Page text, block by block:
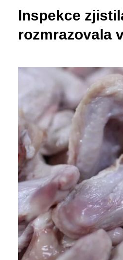
Inspekce
rozmrazovala